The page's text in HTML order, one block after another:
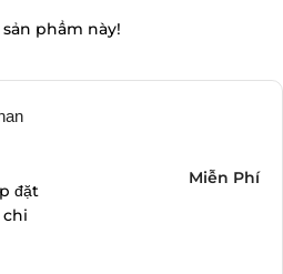
phẩm này!
đặt
Miễn Phí